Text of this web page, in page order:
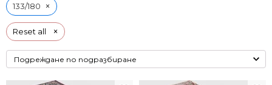
Reset all ×
133/180 ×